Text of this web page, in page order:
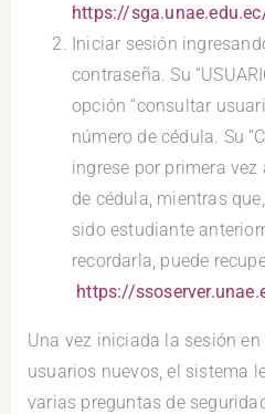
https://
Iniciar sesión
contraseña. Su
opción “consultar
número de cédula. Su
ingrese por primera vez
de cédula, mientras
sido estudiante
recordarla, puede
https://
Una vez iniciada la sesión en
usuarios nuevos, el sistema
varias preguntas de